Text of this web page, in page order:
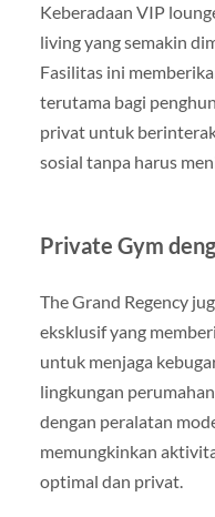
Keberadaan VIP
living yang semakin
Fasilitas ini
terutama bagi
privat untuk
sosial tanpa harus
Private Gym
The Grand Regency
eksklusif yang
untuk menjaga
lingkungan
dengan peralatan
memungkinkan
optimal dan privat.